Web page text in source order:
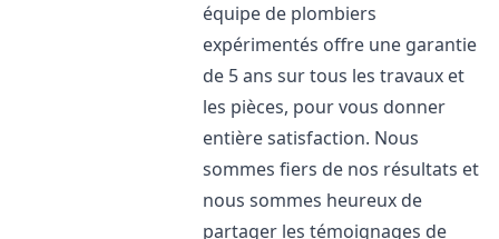
équipe de plombiers
expérimentés offre une garantie
de 5 ans sur tous les travaux et
les pièces, pour vous donner
entière satisfaction. Nous
sommes fiers de nos résultats et
nous sommes heureux de
partager les témoignages de